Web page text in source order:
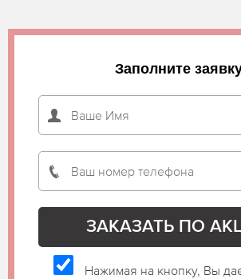
Заполните
Нажимая на кнопку, Вы